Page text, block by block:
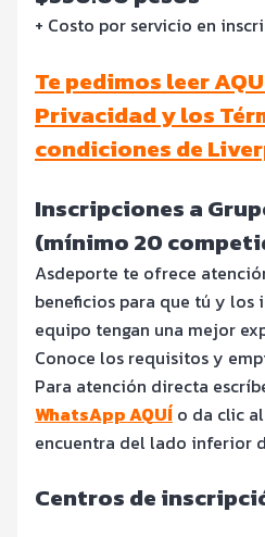
+ Costo por servicio en
Te pedimos leer
Privacidad y los
condiciones de
Inscripciones a
(mínimo 20
Asdeporte te ofrece
beneficios para que tú y los
equipo tengan una mejor
Conoce los requisitos y
Para atención directa
WhatsApp AQUÍ o da clic
encuentra del lado inferior
Centros de